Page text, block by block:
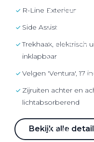
Onderhoud
Shuttel
Voordelen
Audi
R-Line Exterieur
Side Assist
Trekhaak, elektrisch uitklapbaar, mechanisch
inklapbaar
Velgen 'Ventura', 17
Zijruiten achter en achterruit getint, 65%
lichtabsorberend
Bekijk alle